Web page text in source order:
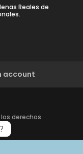
Reales de
account
derechos